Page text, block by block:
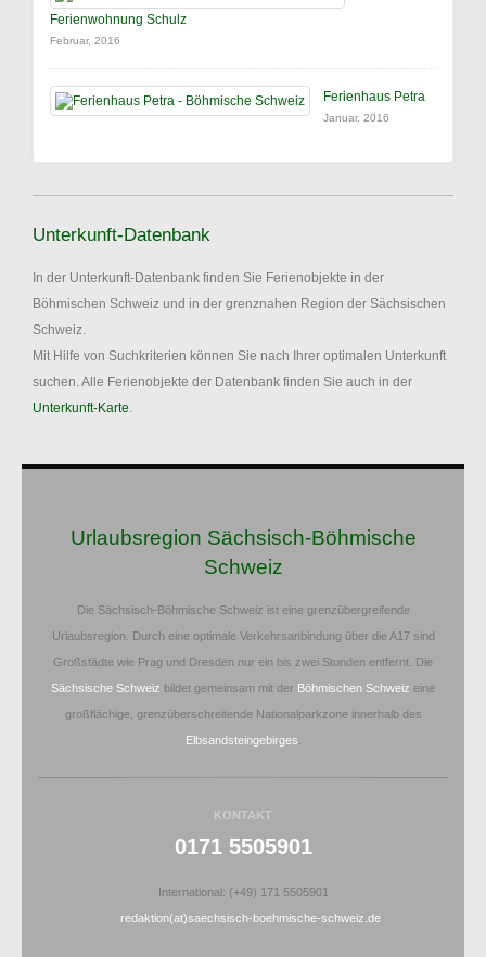
Ferienwohnung Schulz
Februar, 2016
Ferienhaus Petra
Januar, 2016
Unterkunft-Datenbank
In der Unterkunft-Datenbank finden Sie Ferienobjekte in der
Böhmischen Schweiz und in der grenznahen Region der Sächsischen
Schweiz.
Mit Hilfe von Suchkriterien können Sie nach Ihrer optimalen Unterkunft
suchen. Alle Ferienobjekte der Datenbank finden Sie auch in der
Unterkunft-Karte.
Urlaubsregion Sächsisch-Böhmische
Schweiz
Die Sächsisch-Böhmische Schweiz ist eine grenzübergreifende
Urlaubsregion. Durch eine optimale Verkehrsanbindung über die A17 sind
Großstädte wie Prag und Dresden nur ein bis zwei Stunden entfernt. Die
Sächsische Schweiz bildet gemeinsam mit der Böhmischen Schweiz eine
großflächige, grenzüberschreitende Nationalparkzone innerhalb des
Elbsandsteingebirges
KONTAKT
0171 5505901
International: (+49) 171 5505901
redaktion(at)saechsisch-boehmische-schweiz.de